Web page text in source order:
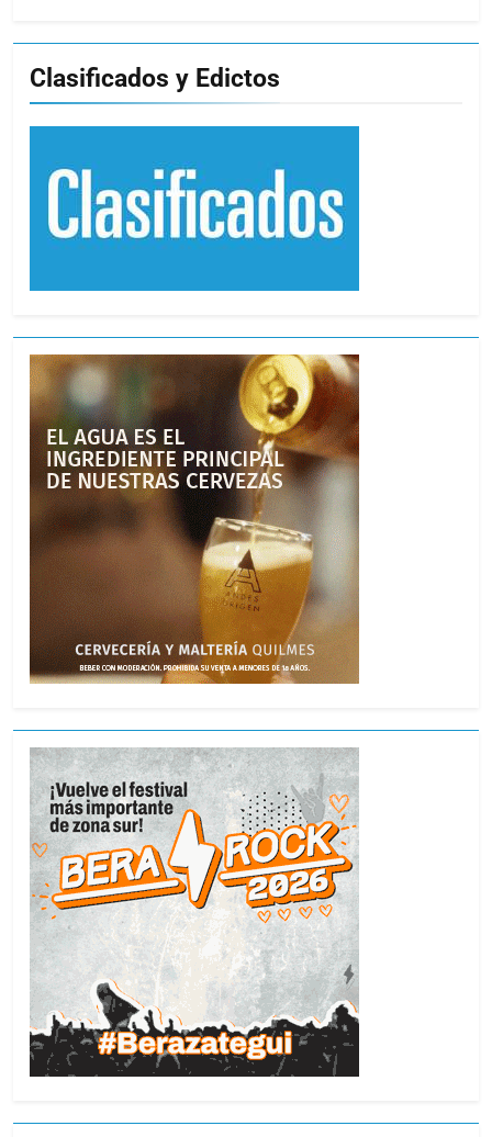
Clasificados y Edictos